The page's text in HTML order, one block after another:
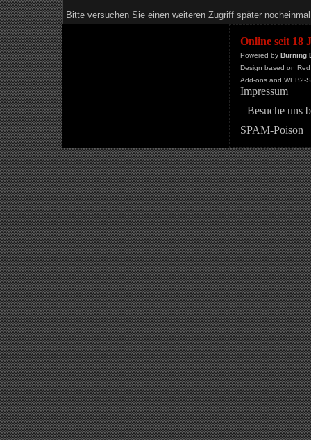
Bitte versuchen Sie einen weiteren Zugriff später
Online seit 18
Powered by Burning
Design based on
Add-ons and WEB2-
Impressum
Besuche uns
SPAM-Poison